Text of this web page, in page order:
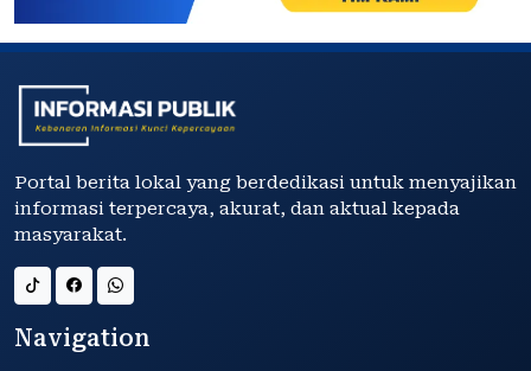
Portal berita lokal yang berdedikasi untuk menyajikan
informasi terpercaya, akurat, dan aktual kepada
masyarakat.
Navigation